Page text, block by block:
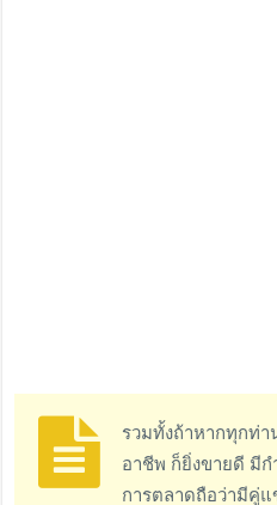
รวมทั้งถ้าหากทุกท่า
อาชีพ ก็ยิ่งขายดี มีก
การตลาดถือว่ามีคู่แ